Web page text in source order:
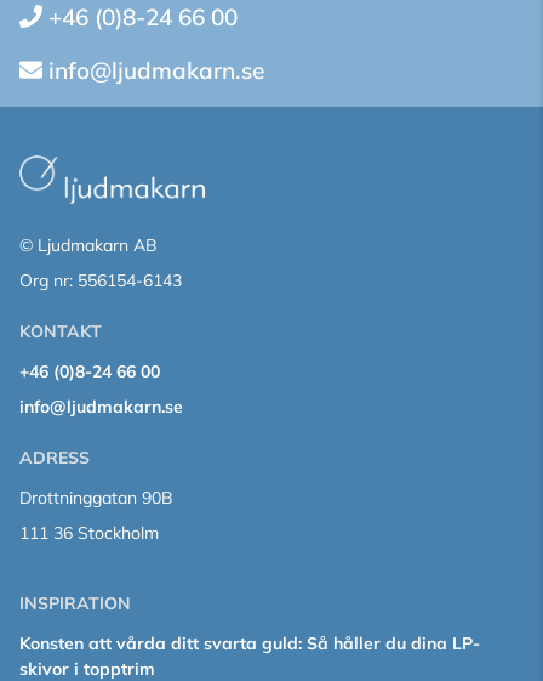
+46 (0)8-24 66 00
info@ljudmakarn.se
© Ljudmakarn AB
Org nr: 556154-6143
KONTAKT
+46 (0)8-24 66 00
info@ljudmakarn.se
ADRESS
Drottninggatan 90B
111 36 Stockholm
INSPIRATION
Konsten att vårda ditt svarta guld: Så håller du dina LP-
skivor i topptrim